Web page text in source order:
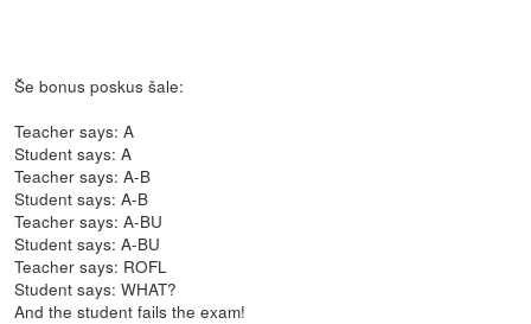
Še bonus poskus šale:
Teacher says: A
Student says: A
Teacher says: A-B
Student says: A-B
Teacher says: A-BU
Student says: A-BU
Teacher says: ROFL
Student says: WHAT?
And the student fails the exam!